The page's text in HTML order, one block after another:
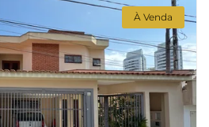
À Venda